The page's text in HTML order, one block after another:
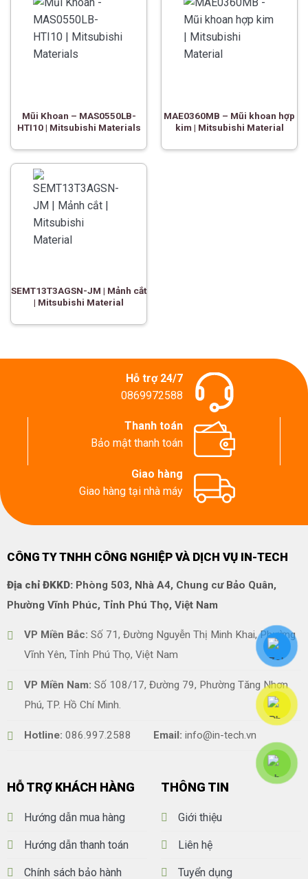
Mũi Khoan – MAS0550LB-
HTI10 | Mitsubishi Materials
MAE0360MB – Mũi khoan hợp
kim | Mitsubishi Material
SEMT13T3AGSN-JM | Mảnh cắt
| Mitsubishi Material
Hỗ trợ 24/7
0869972588
Thanh toán
Bảo mật thanh toán
Giao hàng
Giao hàng tại nhà máy
CÔNG TY TNHH CÔNG NGHIỆP VÀ DỊCH VỤ IN-TECH
Địa chỉ ĐKKD:Phòng 503, Nhà A4, Chung cư Bảo Quân,
Phường Vĩnh Phúc, Tỉnh Phú Thọ, Việt Nam
VP Miền Bắc: Số 71, Đường Nguyễn Thị Minh Khai, Phường
Vĩnh Yên, Tỉnh Phú Thọ, Việt Nam
VP Miền Nam: Số 108/17, Đường 79, Phường Tăng Nhơn
Phú, TP. Hồ Chí Minh.
Hotline: 086.997.2588 Email: info@in-tech.vn
HỖ TRỢ KHÁCH HÀNG
Hướng dẫn mua hàng
Hướng dẫn thanh toán
Chính sách bảo hành
THÔNG TIN
Giới thiệu
Liên hệ
Tuyển dụng